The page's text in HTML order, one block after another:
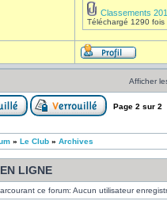
Classements
Téléchargé 1290 fois
Afficher
Page 2 sur 2
» Le Club » Archives
LIGNE
ce forum: Aucun utilisateur